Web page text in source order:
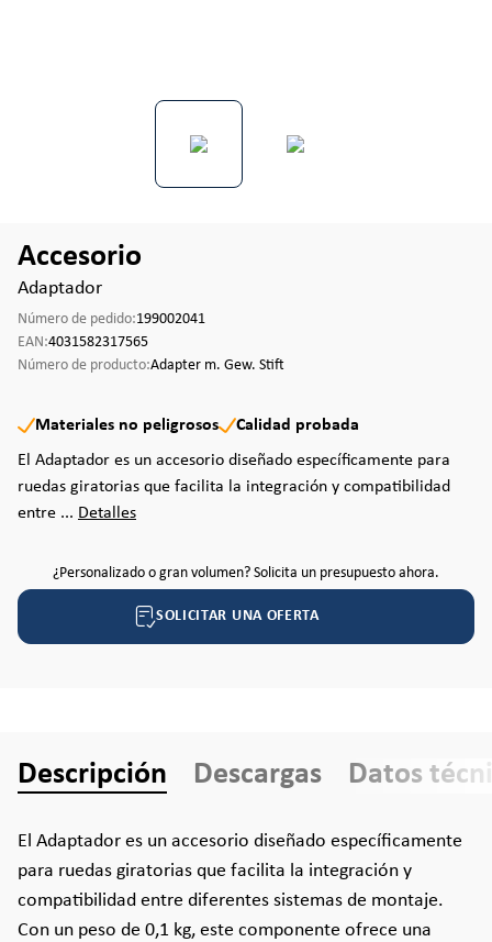
Accesorio
Adaptador
Número de pedido:199002041
EAN:4031582317565
Número de producto:Adapter m. Gew. Stift
Materiales no peligrosos
Calidad probada
El Adaptador es un accesorio diseñado específicamente para
ruedas giratorias que facilita la integración y compatibilidad
entre ... Detalles
¿Personalizado o gran volumen? Solicita un presupuesto ahora.
SOLICITAR UNA OFERTA
Descripción Descargas Datos
El Adaptador es un accesorio diseñado específicamente
para ruedas giratorias que facilita la integración y
compatibilidad entre diferentes sistemas de montaje.
Con un peso de 0,1 kg, este componente ofrece una